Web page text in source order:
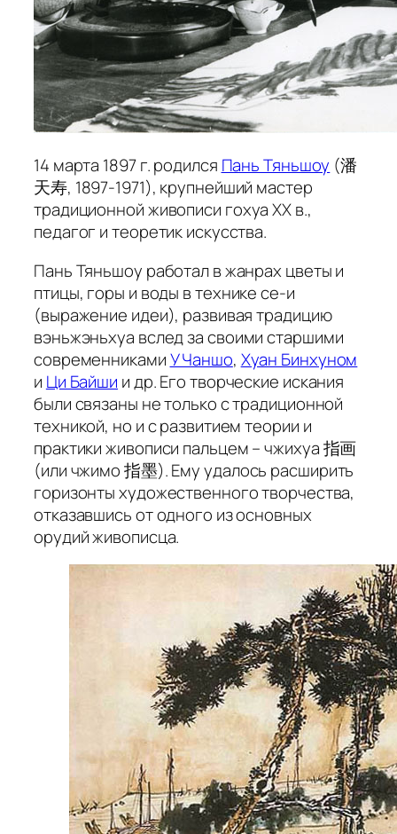
14 марта 1897 г. родился Пань Тяньшоу (潘
天寿, 1897-1971), крупнейший мастер
традиционной живописи гохуаXX в.,
педагог и теоретик искусства.
Пань Тяньшоу работал в жанрах цветы и
птицы, горы и воды в техникесе-и
(выражение идеи), развивая традицию
вэньжэньхуа вслед за своими старшими
современникамиУ Чаншо, Хуан Бинхуном
и Ци Байши и др. Его творческие искания
были связаны не только с традиционной
техникой, но и с развитием теории и
практики живописи пальцем –чжихуа指画
(иличжимо指墨). Ему удалось расширить
горизонты художественного творчества,
отказавшись от одного из основных
орудий живописца.